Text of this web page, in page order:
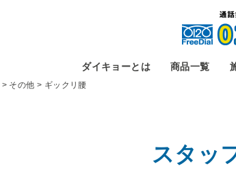
ダイキョーとは 商品一覧
> その他 > ギックリ腰
スタッ